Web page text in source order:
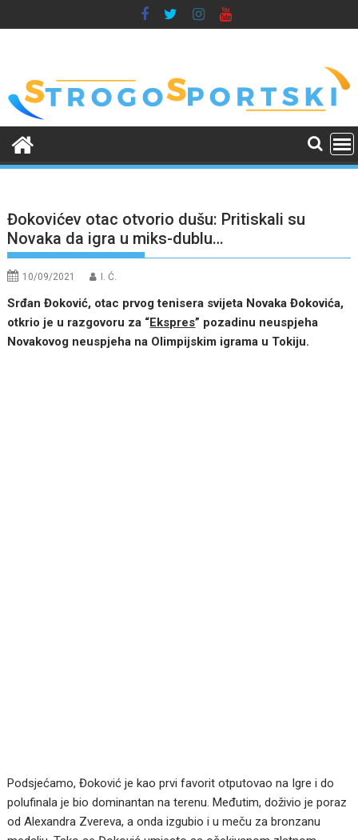
to
Đokovićev otac otvorio dušu: Pritiskali su
Novaka da igra u miks-dublu…
10/09/2021 I. Ć.
Srđan Đoković, otac prvog tenisera svijeta Novaka Đokovića,
otkrio je u razgovoru za “Ekspres” pozadinu neuspjeha
Novakovog neuspjeha na Olimpijskim igrama u Tokiju.
Podsjećamo, Đoković je kao prvi favorit otputovao na Igre i do
polufinala je bio dominantan na terenu. Međutim, doživio je poraz
od Alexandra Zvereva, a onda izgubio i u meču za bronzanu